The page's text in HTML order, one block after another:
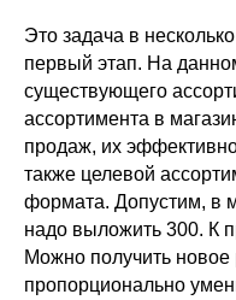
Это задача в
первый этап. На
существующего
ассортимента в
продаж, их
также целевой
формата. Допустим, в
надо выложить 300. К
Можно получить новое
пропорционально